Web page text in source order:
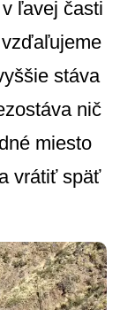
ľavej časti
stáva
nič
miesto
vrátiť späť